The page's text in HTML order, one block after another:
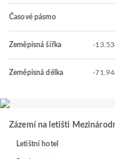
Časové pásmo
Zeměpisná šířka -
Zeměpisná délka -
Zázemí na letišti
Letištní hotel